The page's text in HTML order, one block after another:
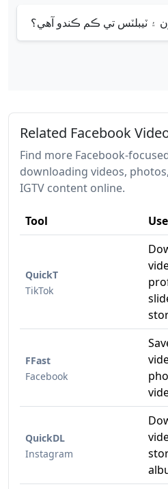
۽ ٽيبلٽس تي ڪم ڪندو آهي؟
Related Facebook
Find more Facebook-
downloading videos,
IGTV content online.
Tool
QuickT
TikTok
FFast
Facebook
QuickDL
Instagram